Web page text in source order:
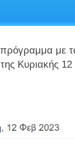
με
Κυριακής